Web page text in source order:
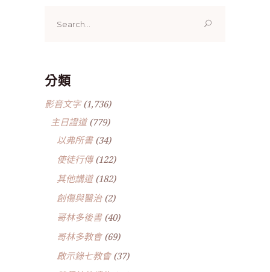
for:
分類
影音文字(1,736)
主日證道(779)
以弗所書(34)
使徒行傳(122)
其他講道(182)
創傷與醫治(2)
哥林多後書(40)
哥林多教會(69)
啟示錄七教會(37)